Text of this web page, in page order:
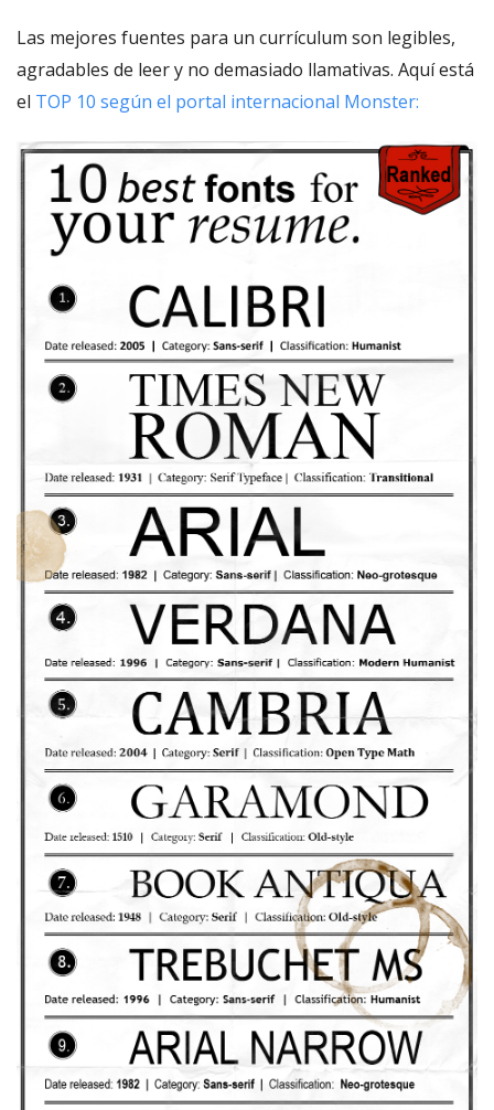
Las mejores fuentes para un currículum son legibles,
agradables de leer y no demasiado llamativas. Aquí está
el TOP 10 según el portal internacional Monster: